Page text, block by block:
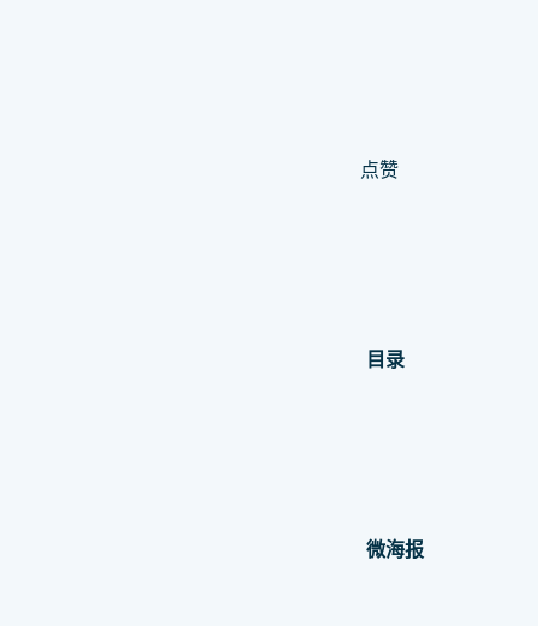
点赞
目录
微海报